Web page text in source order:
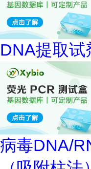
DNA提取试
病毒DNA/